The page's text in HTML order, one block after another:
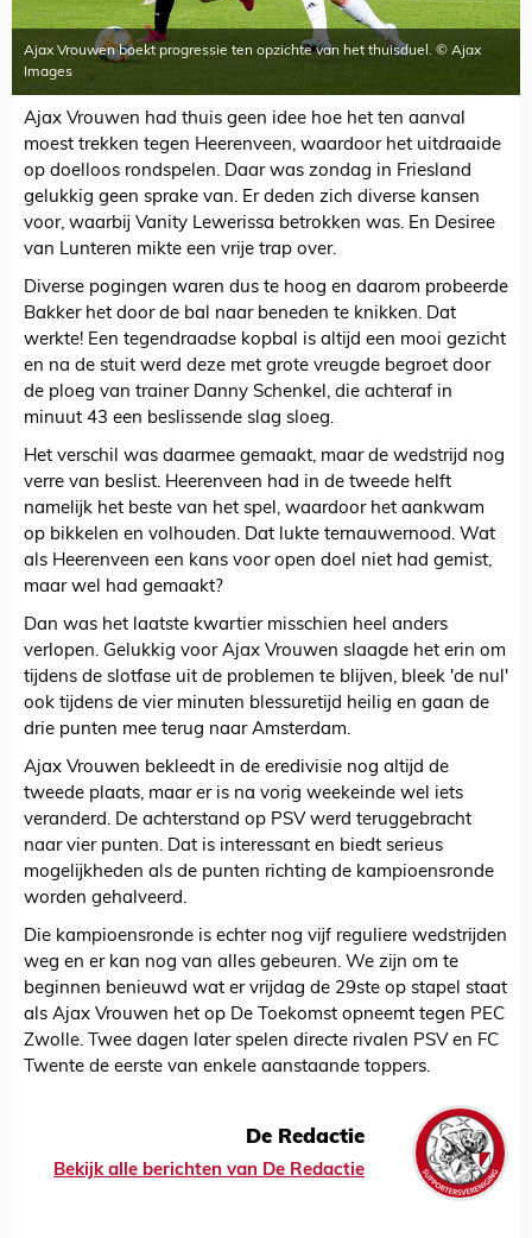
Ajax Vrouwen boekt progressie ten opzichte van het thuisduel. © Ajax
Images
Ajax Vrouwen had thuis geen idee hoe het ten aanval
moest trekken tegen Heerenveen, waardoor het uitdraaide
op doelloos rondspelen. Daar was zondag in Friesland
gelukkig geen sprake van. Er deden zich diverse kansen
voor, waarbij Vanity Lewerissa betrokken was. En Desiree
van Lunteren mikte een vrije trap over.
Diverse pogingen waren dus te hoog en daarom probeerde
Bakker het door de bal naar beneden te knikken. Dat
werkte! Een tegendraadse kopbal is altijd een mooi gezicht
en na de stuit werd deze met grote vreugde begroet door
de ploeg van trainer Danny Schenkel, die achteraf in
minuut 43 een beslissende slag sloeg.
Het verschil was daarmee gemaakt, maar de wedstrijd nog
verre van beslist. Heerenveen had in de tweede helft
namelijk het beste van het spel, waardoor het aankwam
op bikkelen en volhouden. Dat lukte ternauwernood. Wat
als Heerenveen een kans voor open doel niet had gemist,
maar wel had gemaakt?
Dan was het laatste kwartier misschien heel anders
verlopen. Gelukkig voor Ajax Vrouwen slaagde het erin om
tijdens de slotfase uit de problemen te blijven, bleek 'de nul'
ook tijdens de vier minuten blessuretijd heilig en gaan de
drie punten mee terug naar Amsterdam.
Ajax Vrouwen bekleedt in de eredivisie nog altijd de
tweede plaats, maar er is na vorig weekeinde wel iets
veranderd. De achterstand op PSV werd teruggebracht
naar vier punten. Dat is interessant en biedt serieus
mogelijkheden als de punten richting de kampioensronde
worden gehalveerd.
Die kampioensronde is echter nog vijf reguliere wedstrijden
weg en er kan nog van alles gebeuren. We zijn om te
beginnen benieuwd wat er vrijdag de 29ste op stapel staat
als Ajax Vrouwen het op De Toekomst opneemt tegen PEC
Zwolle. Twee dagen later spelen directe rivalen PSV en FC
Twente de eerste van enkele aanstaande toppers.
De Redactie
Bekijk alle berichten van De Redactie